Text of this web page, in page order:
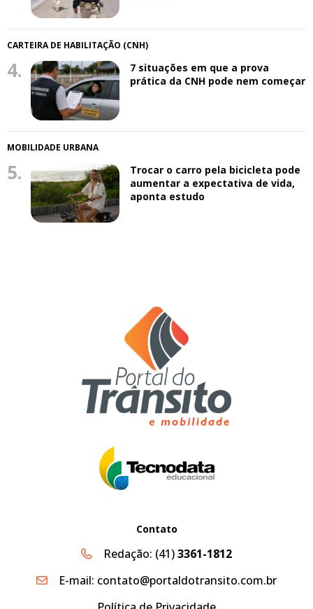
CARTEIRA DE HABILITAÇÃO (CNH)
4.
7 situações em que a prova
prática da CNH pode nem começar
MOBILIDADE URBANA
5.
Trocar o carro pela bicicleta pode
aumentar a expectativa de vida,
aponta estudo
Contato
Redação: (41)3361-1812
E-mail: contato@portaldotransito.com.br